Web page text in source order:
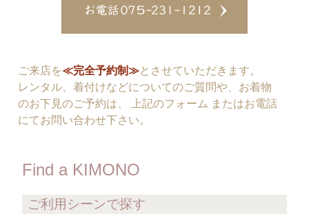
ご来店を≪完全予約制≫とさせていただきます。
レンタル、着付けなどについてのご質問や、お着物
のお下見のご予約は、 上記のフォーム またはお電話
にてお問い合わせ下さい。
Find a KIMONO
ご利用シーンで探す